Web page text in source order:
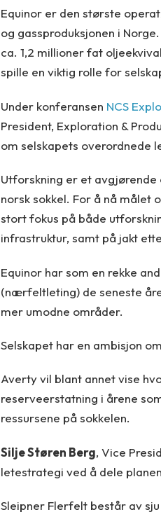
Equinor er den største
og gassproduksjonen i
ca. 1,2 millioner fat
spille en viktig rolle for
Under konferansen NCS
President, Exploration &
om selskapets overordnede
Utforskning er et
norsk sokkel. For å nå målet
stort fokus på både
infrastruktur, samt på jakt
Equinor har som en rekke
(nærfeltleting) de seneste
mer umodne områder.
Selskapet har en ambisjon
Averty vil blant annet vise
reserveerstatning i årene
ressursene på sokkelen.
Silje Støren Berg, Vice
letestrategi ved å dele
Sleipner Flerfelt består av